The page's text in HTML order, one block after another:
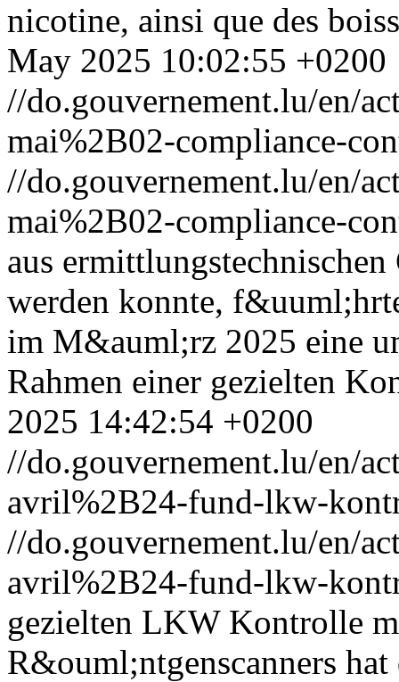
nicotine, ainsi que des
May 2025 10:02:55 +0200
//do.gouvernement.lu/en/
mai%2B02-compliance-
//do.gouvernement.lu/en/
mai%2B02-compliance-
aus
werden konnte,
im M&auml;rz 2025 eine
Rahmen einer gezielten
2025 14:42:54 +0200
//do.gouvernement.lu/en/
avril%2B24-fund-lkw-
//do.gouvernement.lu/en/
avril%2B24-fund-lkw-
gezielten LKW Kontrolle
R&ouml;ntgenscanners